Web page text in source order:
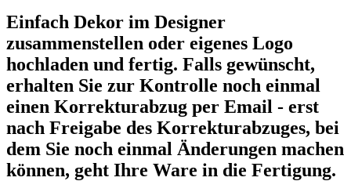
Einfach Dekor im Designer
zusammenstellen oder eigenes Logo
hochladen und fertig. Falls gewünscht,
erhalten Sie zur Kontrolle noch einmal
einen Korrekturabzug per Email - erst
nach Freigabe des Korrekturabzuges, bei
dem Sie noch einmal Änderungen machen
können, geht Ihre Ware in die Fertigung.